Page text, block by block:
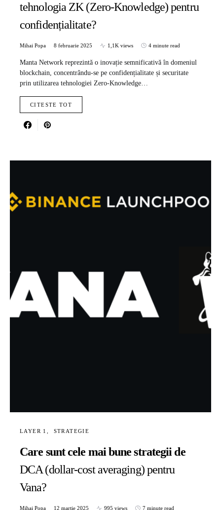
tehnologia ZK (Zero-Knowledge) pentru
confidențialitate?
Mihai Popa 8 februarie 2025 1,1K views 4 minute read
Manta Network reprezintă o inovație semnificativă în domeniul
blockchain, concentrându-se pe confidențialitate și securitate
prin utilizarea tehnologiei Zero-Knowledge…
CITESTE TOT
LAYER 1 STRATEGIE
Care sunt cele mai bune strategii de
DCA (dollar-cost averaging) pentru
Vana?​​
Mihai Popa 12 martie 2025 995 views 7 minute read